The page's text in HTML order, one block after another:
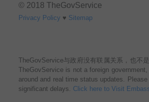
© 2018 TheGovService
Privacy Policy ♥ Sitemap
TheGovService与政府没有联属关系，也不
TheGovService is not a foreign
around and real time status updates.
significant delays. Click here to Visit